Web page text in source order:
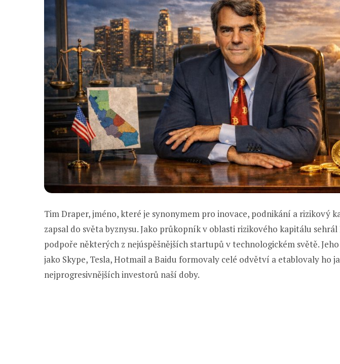
Tim Draper, jméno, které je synonymem pro inovace, podnikání a rizikový
zapsal do světa byznysu. Jako průkopník v oblasti rizikového kapitálu
podpoře některých z nejúspěšnějších startupů v technologickém světě.
jako Skype, Tesla, Hotmail a Baidu formovaly celé odvětví a etablovaly ho
nejprogresivnějších investorů naší doby.